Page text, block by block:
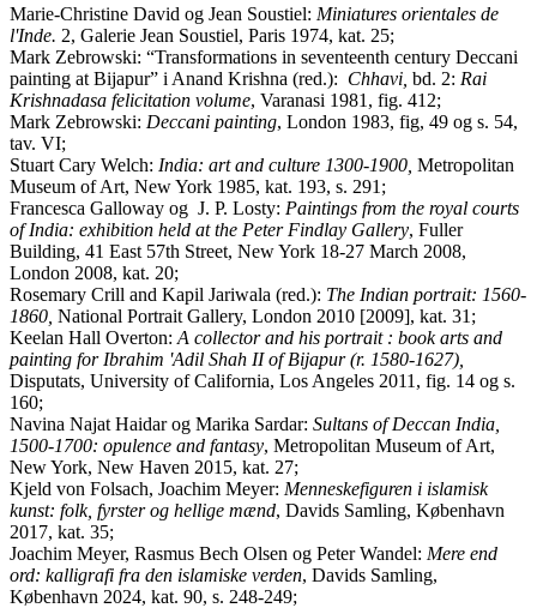
Marie-Christine David og Jean Soustiel: Miniatures orientales de
l'Inde. 2, Galerie Jean Soustiel, Paris 1974, kat. 25;
Mark Zebrowski: “Transformations in seventeenth century Deccani
painting at Bijapur” i Anand Krishna (red.): Chhavi, bd. 2: Rai
Krishnadasa felicitation volume, Varanasi 1981, fig. 412;
Mark Zebrowski: Deccani painting, London 1983, fig, 49 og s. 54,
tav. VI;
Stuart Cary Welch: India: art and culture 1300-1900, Metropolitan
Museum of Art, New York 1985, kat. 193, s. 291;
Francesca Galloway og J. P. Losty: Paintings from the royal courts
of India: exhibition held at the Peter Findlay Gallery, Fuller
Building, 41 East 57th Street, New York 18-27 March 2008,
London 2008, kat. 20;
Rosemary Crill and Kapil Jariwala (red.): The Indian portrait: 1560-
1860, National Portrait Gallery, London 2010 [2009], kat. 31;
Keelan Hall Overton: A collector and his portrait : book arts and
painting for Ibrahim 'Adil Shah II of Bijapur (r. 1580-1627),
Disputats, University of California, Los Angeles 2011, fig. 14 og s.
160;
Navina Najat Haidar og Marika Sardar: Sultans of Deccan India,
1500-1700: opulence and fantasy, Metropolitan Museum of Art,
New York, New Haven 2015, kat. 27;
Kjeld von Folsach, Joachim Meyer: Menneskefiguren i islamisk
kunst: folk, fyrster og hellige mænd, Davids Samling, København
2017, kat. 35;
Joachim Meyer, Rasmus Bech Olsen og Peter Wandel: Mere end
ord: kalligrafi fra den islamiske verden, Davids Samling,
København 2024, kat. 90, s. 248-249;